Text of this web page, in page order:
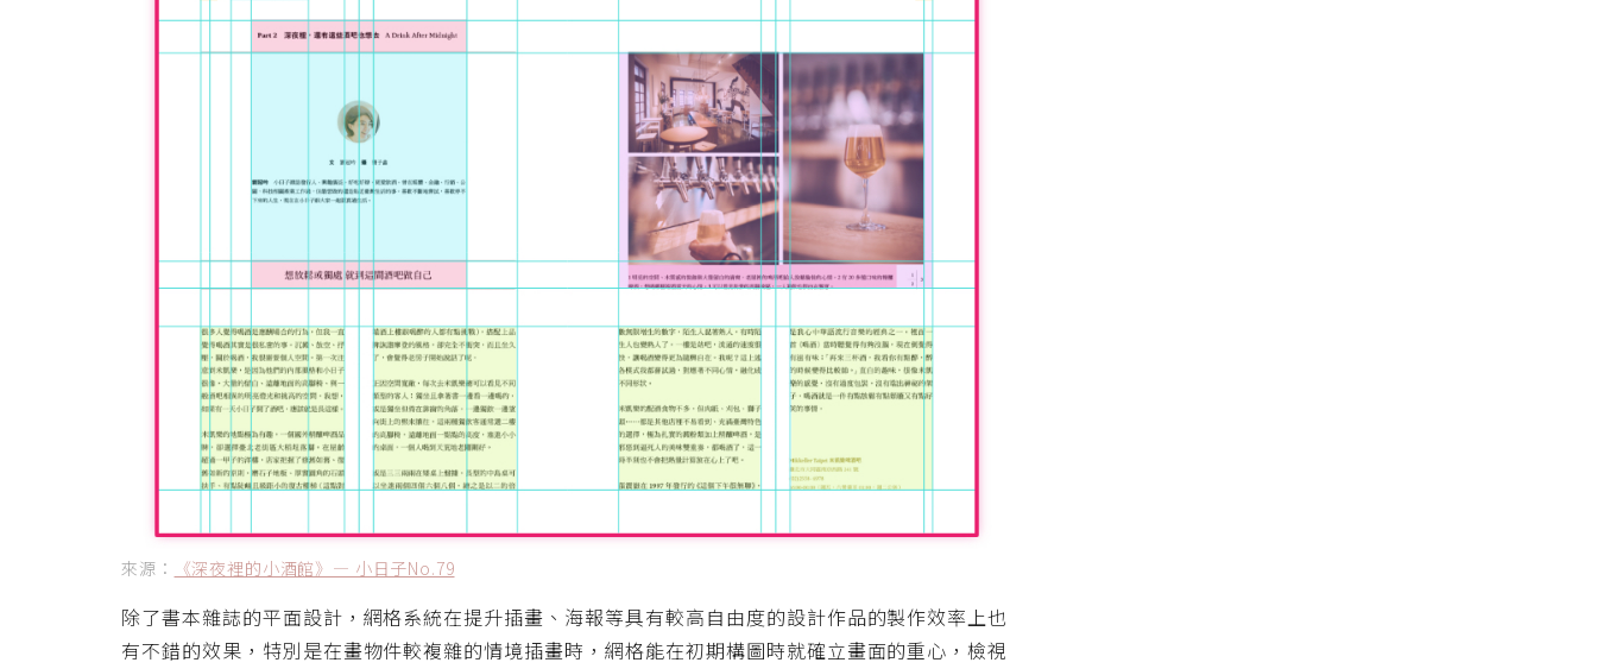
來源： 《深夜裡的小酒館》— 小日子No.79
除了書本雜誌的平面設計，網格系統在提升插畫、海報等具有較高自由度的設計作品的製作效率上也
有不錯的效果，特別是在畫物件較複雜的情境插畫時，網格能在初期構圖時就確立畫面的重心，檢視